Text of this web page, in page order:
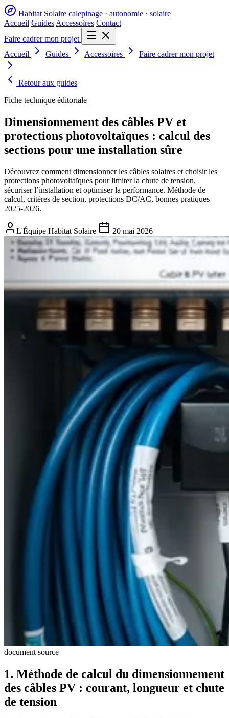
Habitat Solaire calepinage · autonomie · solaire
Accueil Guides Accessoires Contact
Faire cadrer mon projet
Accueil
Guides Accessoires Faire cadrer mon projet
Retour aux guides
Fiche technique éditoriale
Dimensionnement des câbles PV et
protections photovoltaïques : calcul des
sections pour une installation sûre
Découvrez comment dimensionner les câbles solaires et choisir les
protections photovoltaïques pour limiter la chute de tension,
sécuriser l’installation et optimiser la performance. Méthode de
calcul, critères de section, protections DC/AC, bonnes pratiques
2025-2026.
L'Équipe Habitat Solaire 20 mai 2026
document source
1. Méthode de calcul du dimensionnement
des câbles PV : courant, longueur et chute
de tension